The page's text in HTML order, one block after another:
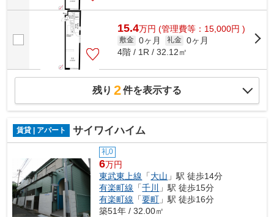
15.4万円 (管理費等：15,000円 )
敷金 0ヶ月 礼金 0ヶ月
4階 / 1R / 32.12㎡
残り 2件を表示する
賃貸 | アパート サイワイハイム
礼0
6万円
東武東上線 「大山 」駅 徒歩14分
有楽町線 「千川
」駅 徒歩15分
有楽町線 「要町 」駅 徒歩16分
築51年 / 32.00㎡